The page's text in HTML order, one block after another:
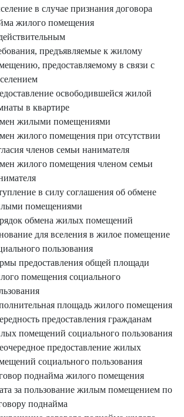
в случае признания договора
жилого помещения
предъявляемые к жилому
предоставляемому в связи с
освободившейся жилой
в квартире
жилыми помещениями
жилого помещения при отсутствии
членов семьи нанимателя
жилого помещения членом семьи
в силу соглашения об обмене
помещениями
обмена жилых помещений
для вселения в жилое помещение
пользования
предоставления общей площади
помещения социального
площадь жилого помещения
предоставления гражданам
помещений социального пользования
предоставление жилых
социального пользования
поднайма жилого помещения
за пользование жилым помещением по
поднайма